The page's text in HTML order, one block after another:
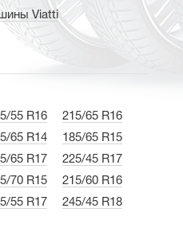
Viatti
55 R16
215/65 R16
65 R14
185/65 R15
65 R17
225/45 R17
70 R15
215/60 R16
55 R17 245/45 R18